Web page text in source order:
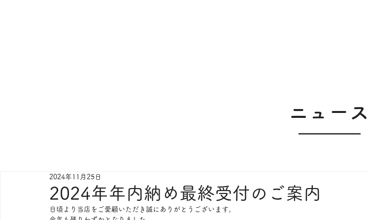
​ニュース
2024年年内納め最終受付のご案内
2024年11月25日
日頃より当店をご愛顧いただき誠にありがとうございます。